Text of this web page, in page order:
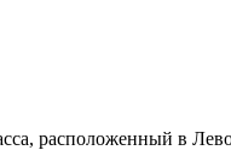
расположенный в